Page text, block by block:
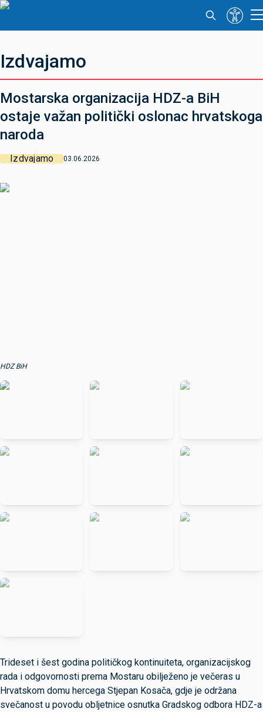
Izdvajamo
Mostarska organizacija HDZ-a BiH
ostaje važan politički oslonac hrvatskoga
naroda
Izdvajamo 03.06.2026
HDZ BiH
Trideset i šest godina političkog kontinuiteta, organizacijskog
rada i odgovornosti prema Mostaru obilježeno je večeras u
Hrvatskom domu hercega Stjepan Kosača, gdje je održana
svečanost u povodu obljetnice osnutka Gradskog odbora HDZ-a